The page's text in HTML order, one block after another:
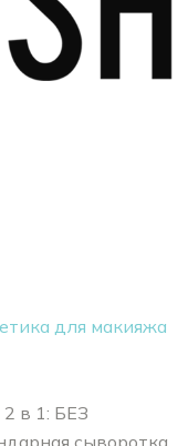
для макияжа
в 1: БЕЗ